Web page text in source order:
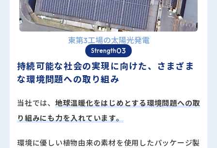
東第3工場の太陽光発電
Strength03
持続可能な社会の実現に向けた、 さまざま
な環境問題への取り組み
当社では、 地球温暖化をはじめとする環境問題への取
り組みにも力を入れています。
環境に優しい植物由来の素材を使用したパッケージ製